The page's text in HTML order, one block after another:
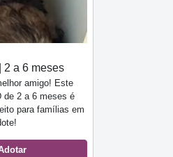
2 a 6 meses
amigo! Este
de 2 a 6 meses é
para famílias em